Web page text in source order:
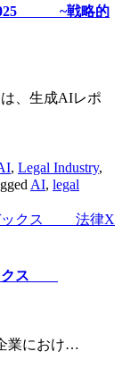
2025 ~戦略的
、生成AIレポ
, Legal Industry,
AI, legal
法律X
ックス
業におけ…